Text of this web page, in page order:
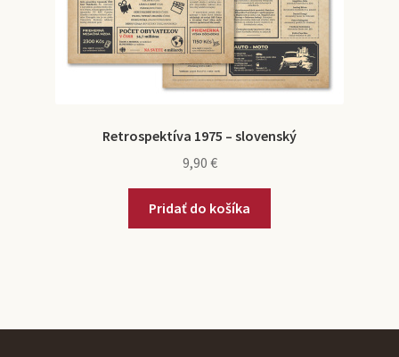
Retrospektíva 1975 – slovenský
9,90 €
Pridať do košíka